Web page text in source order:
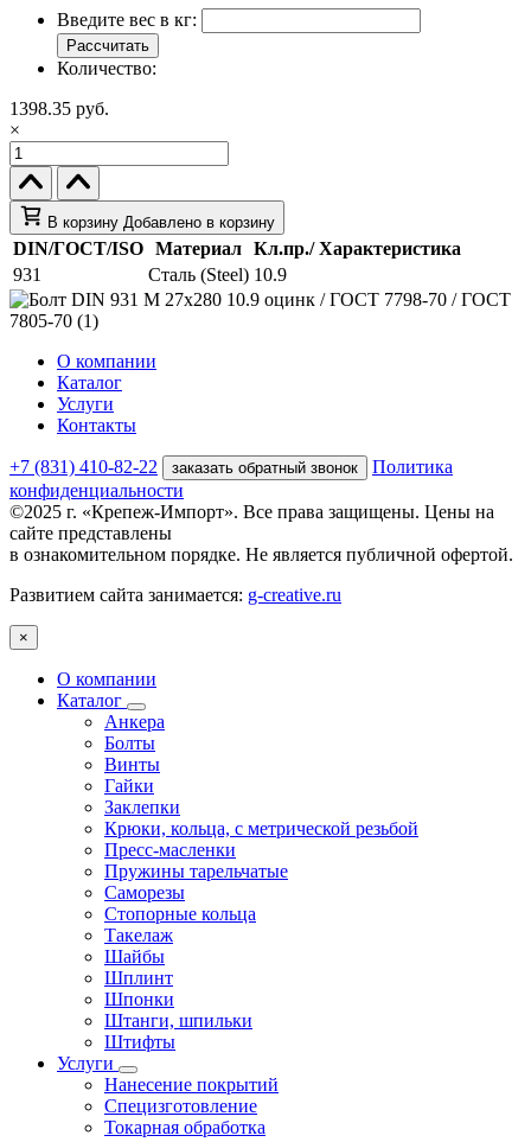
Введите вес в кг:
Рассчитать
Количество:
1398.35 руб.
×
В корзину Добавлено в корзину
DIN/ГОСТ/ISO Материал Кл.пр./ Характеристика
931
Сталь (Steel) 10.9
О компании
Каталог
Услуги
Контакты
+7 (831) 410-82-22 заказать обратный звонок
Политика
конфиденциальности
©2025 г. «Крепеж-Импорт». Все права защищены. Цены на
сайте представлены
в ознакомительном порядке. Не является публичной офертой.
Развитием сайта занимается: g-creative.ru
×
О компании
Каталог
Анкера
Болты
Винты
Гайки
Заклепки
Крюки, кольца, с метрической резьбой
Пресс-масленки
Пружины тарельчатые
Саморезы
Стопорные кольца
Такелаж
Шайбы
Шплинт
Шпонки
Штанги, шпильки
Штифты
Услуги
Нанесение покрытий
Специзготовление
Токарная обработка